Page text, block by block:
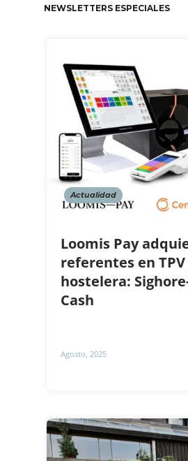
NEWSLETTERS ESPECIALES
Actualidad
Loomis Pay
referentes en
hostelera:
Cash
Agosto, 2025